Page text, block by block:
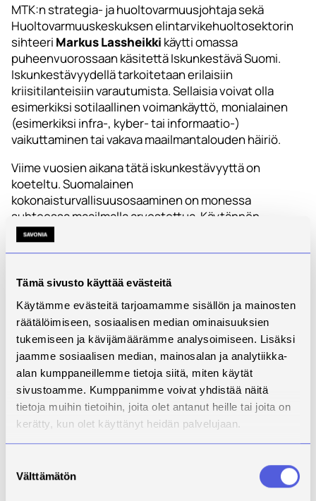
Tämä sivusto käyttää evästeitä
Käytämme evästeitä tarjoamamme sisällön ja mainosten
räätälöimiseen, sosiaalisen median ominaisuuksien
tukemiseen ja kävijämäärämme analysoimiseen. Lisäksi
jaamme sosiaalisen median, mainosalan ja analytiikka-
alan kumppaneillemme tietoja siitä, miten käytät
sivustoamme. Kumppanimme voivat yhdistää näitä
tietoja muihin tietoihin, joita olet antanut heille tai joita on
kerätty, kun olet käyttänyt heidän palvelujaan.
valinta
Välttämätön
MTK:n strategia- ja huoltovarmuusjohtaja sekä
Huoltovarmuuskeskuksen elintarvikehuoltosektorin
sihteeri Markus Lassheikki käytti omassa
puheenvuorossaan käsitettä Iskunkestävä Suomi.
Iskunkestävyydellä tarkoitetaan erilaisiin
kriisitilanteisiin varautumista. Sellaisia voivat olla
esimerkiksi sotilaallinen voimankäyttö, monialainen
(esimerkiksi infra-, kyber- tai informaatio-)
vaikuttaminen tai vakava maailmantalouden häiriö.
Viime vuosien aikana tätä iskunkestävyyttä on
koeteltu. Suomalainen
kokonaisturvallisuusosaaminen on monessa
suhteessa maailmalla arvostettua. Käytännön
stressitestissä on kuitenkin myös havaittu, missä
asiossa varustautumisessa on parantamisen varaa.
Lonka, Lassheikki ja Suomen tuotekehitysyhdistyksen
toiminnanjohtaja
siitä, että ammattikorkeakoulut ovat yhdessä
yritysten kanssa keskeisiä tekijöitä
kokonaisturvallisuuden kehittämisessä.
-Monilla ammattikorkeakouluilla on erittäin hyvät
resurssit ja verkostot tehdä tutkimus- ja
kehitystoimintaa sekä ajantasaiset laitteet, jotka
voivat olla hyödyksi myös elinkeinoelämälle. Myös
rooli tulevaisuuden osaajien kouluttajana on
pitkällä, esimerkiksi Business Centerin monipuolisen
yrittäjyys- ja innovaatio-osaamisen kehittämisen